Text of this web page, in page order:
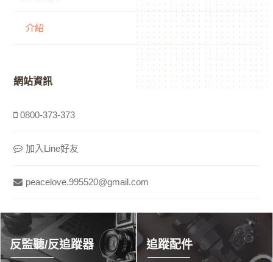
介紹
網站資訊
0800-373-373
加入Line好友
peacelove.995520@gmail.com
反監聽/反追蹤器 追蹤配件